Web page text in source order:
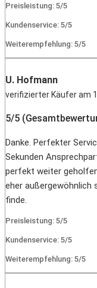
Preisleistung: 5/5
Kundenservice: 5/5
Weiterempfehlung: 5/5
U. Hofmann
verifizierter Käufer am
5/5
Danke. Perfekter
Sekunden
perfekt weiter
eher außergewöhnlich
finde.
Preisleistung: 5/5
Kundenservice: 5/5
Weiterempfehlung: 5/5